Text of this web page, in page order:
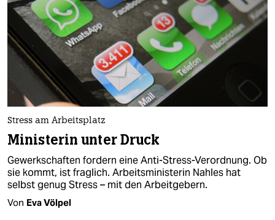
Stress am Arbeitsplatz
Ministerin unter Druck
Gewerkschaften fordern eine Anti-Stress-Verordnung. Ob
sie kommt, ist fraglich. Arbeitsministerin Nahles hat
selbst genug Stress – mit den Arbeitgebern.
Von Eva Völpel